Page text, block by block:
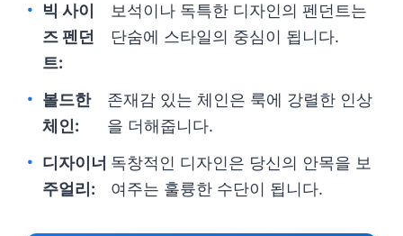
빅 사이
즈 펜던
트:
보석이나 독특한 디자인의 펜던트는
단숨에 스타일의 중심이 됩니다.
볼드한
체인:
존재감 있는 체인은 룩에 강렬한 인상
을 더해줍니다.
디자이너
주얼리:
독창적인 디자인은 당신의 안목을 보
여주는 훌륭한 수단이 됩니다.